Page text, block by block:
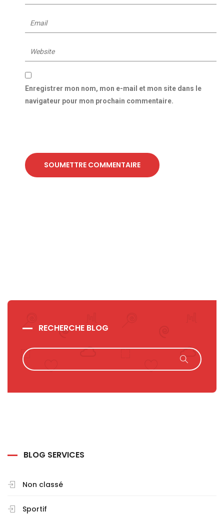
Enregistrer mon nom, mon e-mail et mon site dans le
navigateur pour mon prochain commentaire.
SOUMETTRE COMMENTAIRE
RECHERCHE BLOG
BLOG SERVICES
Non classé
Sportif